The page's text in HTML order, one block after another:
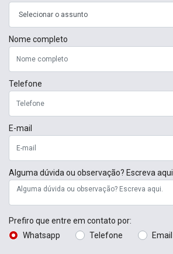
Nome completo
Telefone
E-mail
Alguma dúvida ou observação? Escreva aqui.
Prefiro que entre em contato por:
Whatsapp
Telefone Email